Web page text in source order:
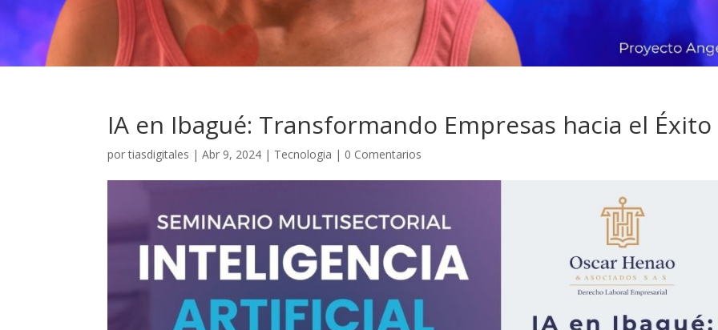
IA en Ibagué: Transformando Empresas hacia el Éxito
portiasdigitales |Abr 9, 2024 | Tecnologia | 0 Comentarios